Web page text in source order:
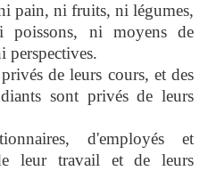
pain, ni fruits, ni légumes,
ni moyens de
perspectives.
de leurs cours, et des
sont privés de leurs
d'employés et
leur travail et de leurs